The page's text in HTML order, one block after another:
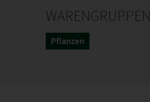
WARENGRUPPEN
Pflanzen